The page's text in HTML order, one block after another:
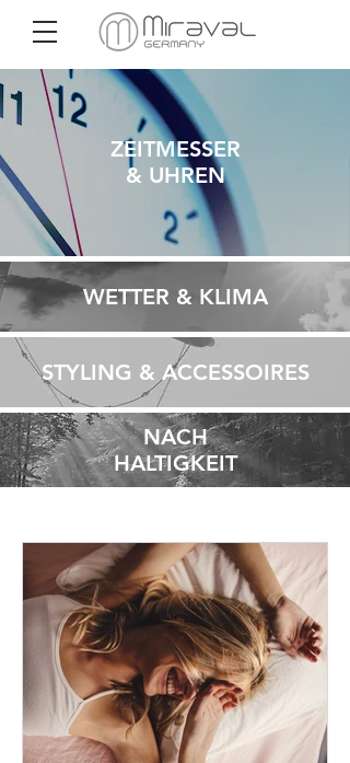
ZEITMESSER
& UHREN
WETTER & KLIMA
STYLING & ACCESSOIRES
NACH
HALTIGKEIT